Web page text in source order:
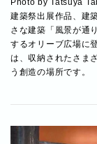
建築祭出展作品、建
さな建築「風景が通
するオリーブ広場に
は、収納されたさま
う創造の場所です。